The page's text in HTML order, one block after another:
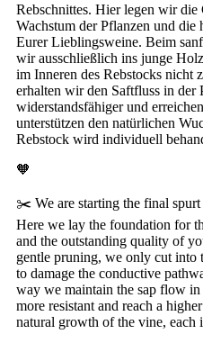
Rebschnittes. Hier legen wir die
Wachstum der Pflanzen und die
Eurer Lieblingsweine. Beim
wir ausschließlich ins junge
im Inneren des Rebstocks nicht
erhalten wir den Saftfluss in der
widerstandsfähiger und
unterstützen den natürlichen
Rebstock wird individuell
🧡
✂️ We are starting the final spurt
Here we lay the foundation for
and the outstanding quality of
gentle pruning, we only cut into
to damage the conductive
way we maintain the sap flow in
more resistant and reach a
natural growth of the vine, each